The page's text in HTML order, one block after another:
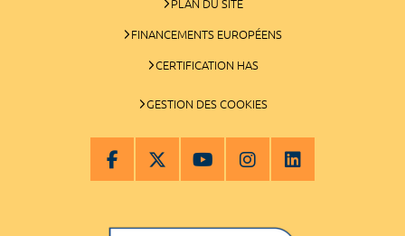
PLAN DU SITE
FINANCEMENTS EUROPÉENS
CERTIFICATION HAS
GESTION DES COOKIES